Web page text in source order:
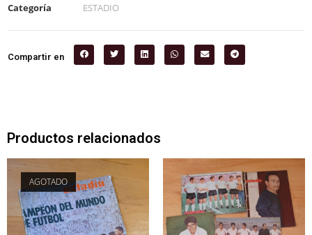
Categoría ESTADIO
Compartir en
Productos relacionados
AGOTADO